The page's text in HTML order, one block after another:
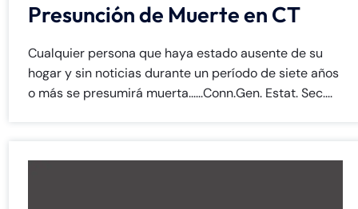
Presunción de Muerte en CT
Cualquier persona que haya estado ausente de su
hogar y sin noticias durante un período de siete años
o más se presumirá muerta......Conn.Gen. Estat. Sec....